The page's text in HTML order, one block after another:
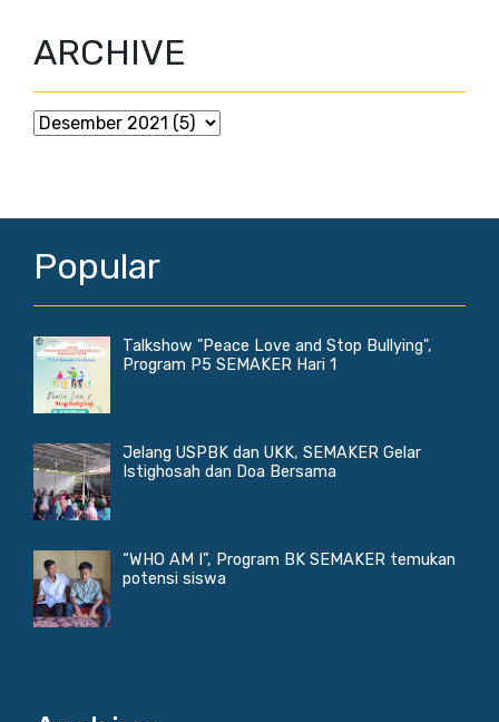
ARCHIVE
Popular
Talkshow "Peace Love and Stop Bullying",
Program P5 SEMAKER Hari 1
Jelang USPBK dan UKK, SEMAKER Gelar
Istighosah dan Doa Bersama
“WHO AM I”, Program BK SEMAKER temukan
potensi siswa